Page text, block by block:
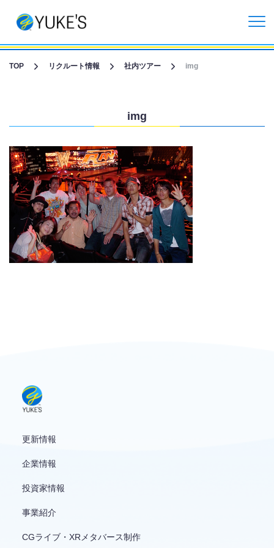
リクルートトップ
採用情報
よくあるご質問
English
TOP リクルート情報 社内ツアー img
img
更新情報
企業情報
投資家情報
事業紹介
CGライブ・XRメタバース制作